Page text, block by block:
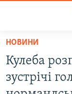
Перейти
основного
матеріалу
Перейти
НОВИНИ
ВОДА.КРИМ
ВІДЕО ТА ФОТО
НОВИНИ
Кулеба
зустрічі